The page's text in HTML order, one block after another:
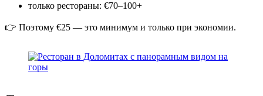
только рестораны: €70–100+
👉 Поэтому €25 — это минимум и только при экономии.